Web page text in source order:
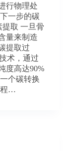
行物理处
一步的碳
提取 一旦骨
量来制造
提取过
术，通过
度高达90%
个碳转换
程…